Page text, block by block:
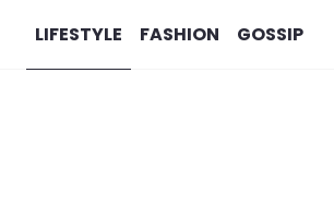
LIFESTYLE FASHION GOSSIP